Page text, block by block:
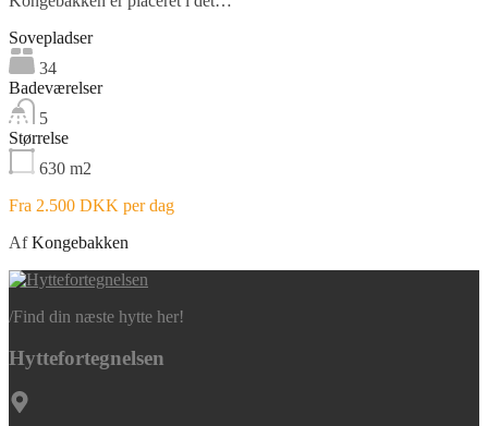
Sovepladser
34
Badeværelser
5
Størrelse
630 m2
Fra 2.500 DKK per dag
AfKongebakken
/Find din næste hytte her!
Hyttefortegnelsen